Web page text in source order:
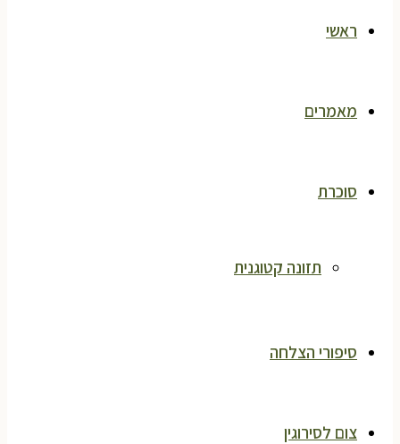
ראשי
מאמרים
סוכרת
תזונה קטוגנית
סיפורי הצלחה
צום לסירוגין